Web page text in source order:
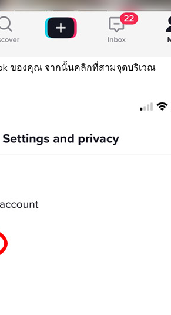
ของคุณ จากนั้นคลิกที่สามจุดบริเวณ